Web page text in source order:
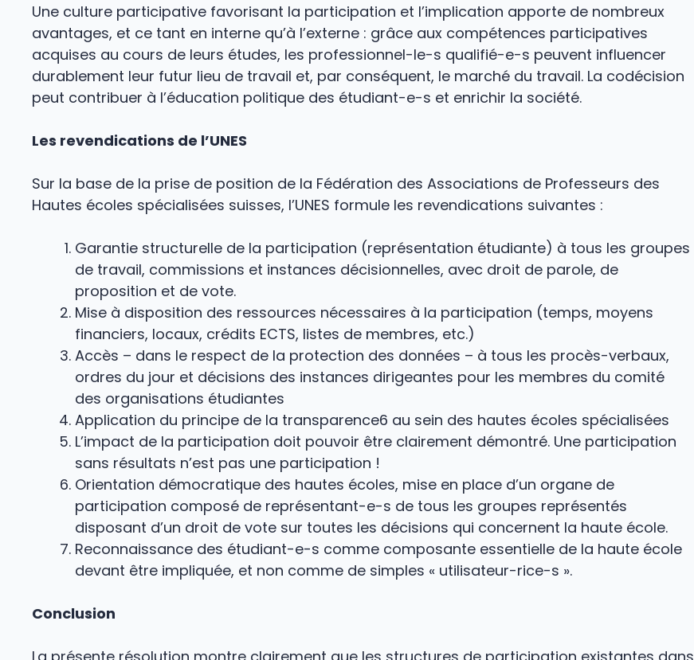
Une culture participative favorisant la participation et l’implication apporte de nombreux
avantages, et ce tant en interne qu’à l’externe : grâce aux compétences participatives
acquises au cours de leurs études, les professionnel-le-s qualifié-e-s peuvent influencer
durablement leur futur lieu de travail et, par conséquent, le marché du travail. La codécision
peut contribuer à l’éducation politique des étudiant-e-s et enrichir la société.
Les revendications de l’UNES
Sur la base de la prise de position de la Fédération des Associations de Professeurs des
Hautes écoles spécialisées suisses, l’UNES formule les revendications suivantes :
Garantie structurelle de la participation (représentation étudiante) à tous les groupes
de travail, commissions et instances décisionnelles, avec droit de parole, de
proposition et de vote.
Mise à disposition des ressources nécessaires à la participation (temps, moyens
financiers, locaux, crédits ECTS, listes de membres, etc.)
Accès – dans le respect de la protection des données – à tous les procès-verbaux,
ordres du jour et décisions des instances dirigeantes pour les membres du comité
des organisations étudiantes
Application du principe de la transparence6 au sein des hautes écoles spécialisées
L’impact de la participation doit pouvoir être clairement démontré. Une participation
sans résultats n’est pas une participation !
Orientation démocratique des hautes écoles, mise en place d’un organe de
participation composé de représentant-e-s de tous les groupes représentés
disposant d’un droit de vote sur toutes les décisions qui concernent la haute école.
Reconnaissance des étudiant-e-s comme composante essentielle de la haute école
devant être impliquée, et non comme de simples « utilisateur-rice-s ».
Conclusion
La présente résolution montre clairement que les structures de participation existantes dans